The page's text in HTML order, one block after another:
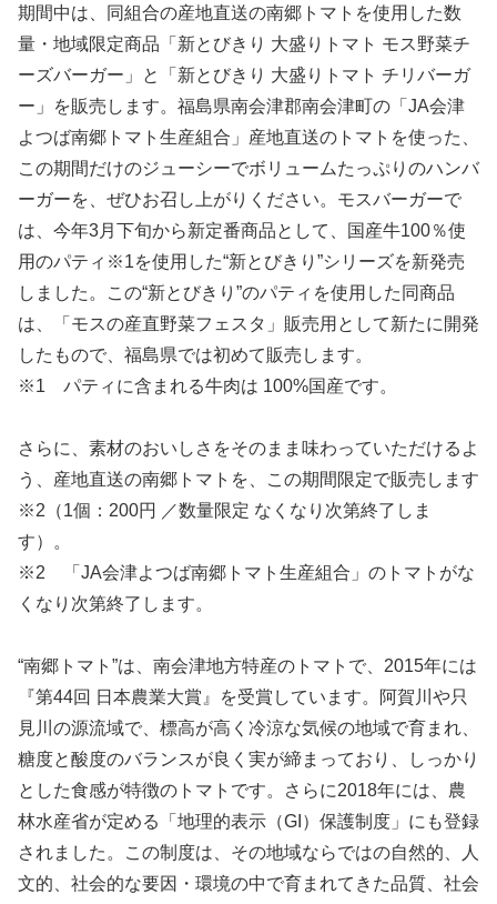
期間中は、同組合の産地直送の南郷トマトを使用した数
量・地域限定商品「新とびきり 大盛りトマト モス野菜チ
ーズバーガー」と「新とびきり 大盛りトマト チリバーガ
ー」を販売します。福島県南会津郡南会津町の「JA会津
よつば南郷トマト生産組合」産地直送のトマトを使った、
この期間だけのジューシーでボリュームたっぷりのハンバ
ーガーを、ぜひお召し上がりください。モスバーガーで
は、今年3月下旬から新定番商品として、国産牛100％使
用のパティ※1を使用した“新とびきり”シリーズを新発売
しました。この“新とびきり”のパティを使用した同商品
は、「モスの産直野菜フェスタ」販売用として新たに開発
したもので、福島県では初めて販売します。
※1 パティに含まれる牛肉は 100%国産です。
さらに、素材のおいしさをそのまま味わっていただけるよ
う、産地直送の南郷トマトを、この期間限定で販売します
※2（1個：200円 ／数量限定 なくなり次第終了しま
す）。
※2 「JA会津よつば南郷トマト生産組合」のトマトがな
くなり次第終了します。
“南郷トマト”は、南会津地方特産のトマトで、2015年には
『第44回 日本農業大賞』を受賞しています。阿賀川や只
見川の源流域で、標高が高く冷涼な気候の地域で育まれ、
糖度と酸度のバランスが良く実が締まっており、しっかり
とした食感が特徴のトマトです。 さらに2018年には、農
林水産省が定める「地理的表示（GI）保護制度」にも登録
されました。この制度は、その地域ならではの自然的、人
文的、社会的な要因・環境の中で育まれてきた品質、社会